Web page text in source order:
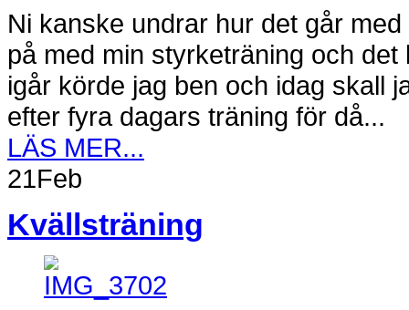
Ni kanske undrar hur det går
på med min styrketräning och
igår körde jag ben och idag skall
efter fyra dagars träning för då...
LÄS MER...
21Feb
Kvällsträning